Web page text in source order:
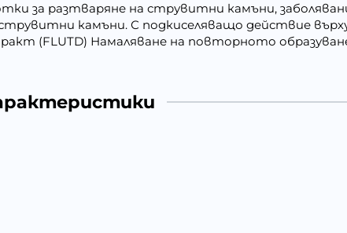
за разтваряне на струвитни камъни,
камъни. С подкиселяващо действие
(FLUTD) Намаляване на повторното